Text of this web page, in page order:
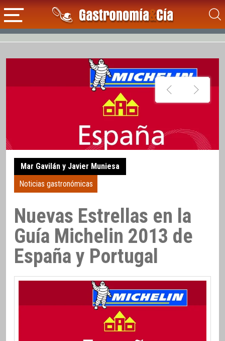
Mar Gavilán y Javier Muniesa
Noticias gastronómicas
Nuevas Estrellas en la
Guía Michelin 2013 de
España y Portugal